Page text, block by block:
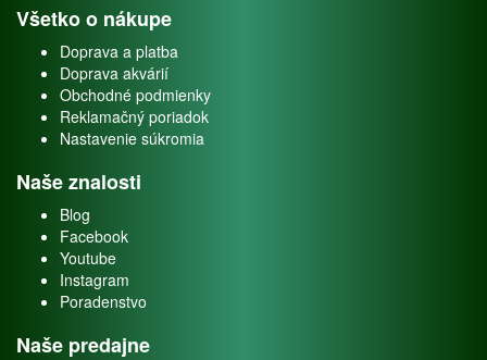
Všetko o nákupe
Doprava a platba
Doprava akvárií
Obchodné podmienky
Reklamačný poriadok
Nastavenie súkromia
Naše znalosti
Blog
Facebook
Youtube
Instagram
Poradenstvo
Naše predajne